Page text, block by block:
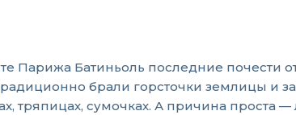
Парижа Батиньоль последние почести
брали горсточки землицы и
тряпицах, сумочках. А причина проста